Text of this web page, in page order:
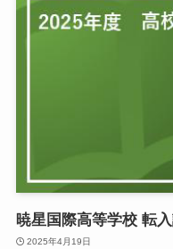
暁星国際高等学校 転
2025年4月19日